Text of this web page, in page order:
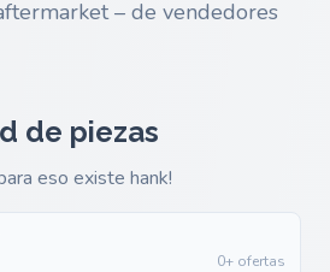
– de vendedores
de piezas
eso existe hank!
0+ ofertas